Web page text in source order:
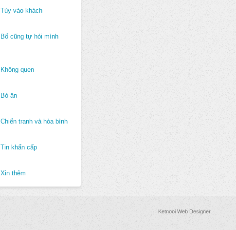
Tùy vào khách
Bố cũng tự hỏi mình
Không quen
Bỏ ăn
Chiến tranh và hòa bình
Tin khẩn cấp
Xin thêm
Ketnooi Web Designer